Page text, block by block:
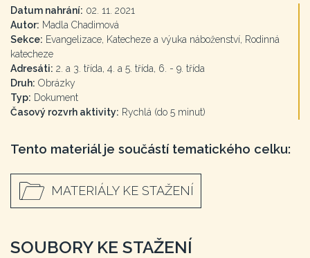
Datum nahrání: 02. 11. 2021
Autor: Madla Chadimová
Sekce: Evangelizace, Katecheze a výuka náboženství, Rodinná
katecheze
Adresáti: 2. a 3. třída, 4. a 5. třída, 6. - 9. třída
Druh: Obrázky
Typ: Dokument
Časový rozvrh aktivity: Rychlá (do 5 minut)
Tento materiál je součástí tematického celku:
MATERIÁLY KE STAŽENÍ
SOUBORY KE STAŽENÍ